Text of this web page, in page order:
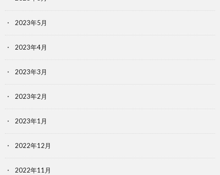
2023年5月
2023年4月
2023年3月
2023年2月
2023年1月
2022年12月
2022年11月